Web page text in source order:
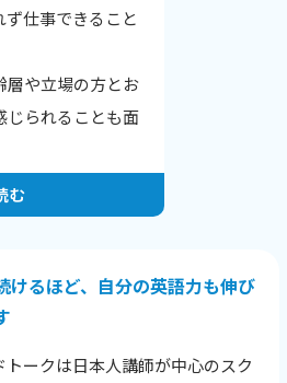
解の秘伝ルールを伝授いただいた
の組み立てが苦手だったのです
でもちゃんと文章を作れるように
仕事できること
層や立場の方とお
じられることも面
標にあったレッ
ること、英語に
の日の調子ま
がけています。
む
けるほど、自分の英語力も伸び
トークは日本人講師が中心のスク